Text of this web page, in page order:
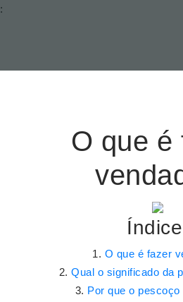
:
O que é
O que é fazer
Qual o significado da
Por que o pescoço